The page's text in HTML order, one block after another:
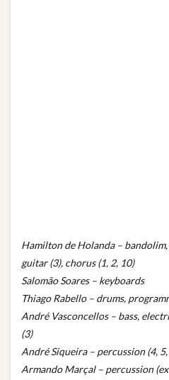
Hamilton de Holanda –
guitar (3), chorus (1, 2, 10)
Salomão Soares – keyboards
Thiago Rabello – drums,
André Vasconcellos – bass,
(3)
André Siqueira – percussion (4,
Armando Marçal – percussion